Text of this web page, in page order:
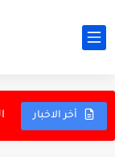
أخر الاخبار